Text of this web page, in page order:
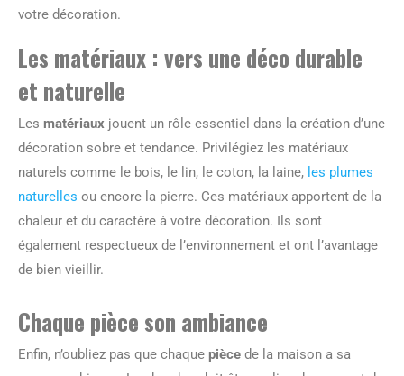
votre décoration.
Les matériaux : vers une déco durable
et naturelle
Les matériaux jouent un rôle essentiel dans la création d’une
décoration sobre et tendance. Privilégiez les matériaux
naturels comme le bois, le lin, le coton, la laine, les plumes
naturelles ou encore la pierre. Ces matériaux apportent de la
chaleur et du caractère à votre décoration. Ils sont
également respectueux de l’environnement et ont l’avantage
de bien vieillir.
Chaque pièce son ambiance
Enfin, n’oubliez pas que chaque pièce de la maison a sa